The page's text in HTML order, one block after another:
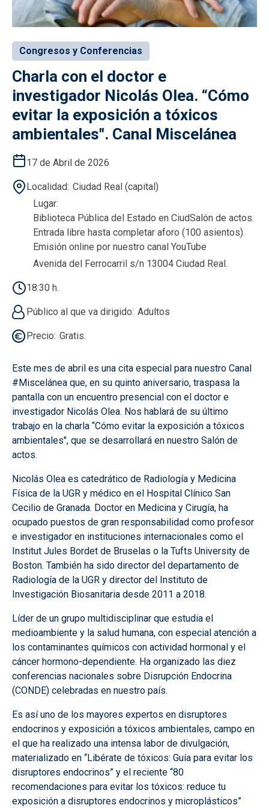
Congresos y Conferencias
Charla con el doctor e
investigador Nicolás Olea. “Cómo
evitar la exposición a tóxicos
ambientales". Canal Miscelánea
17 de Abril de 2026
Localidad Ciudad Real (capital)
Lugar
Biblioteca Pública del Estado en CiudSalón de actos.
Entrada libre hasta completar aforo (100 asientos).
Emisión online por nuestro canal YouTube
Avenida del Ferrocarril s/n 13004 Ciudad Real.
18:30 h.
Público al que va dirigido Adultos
Precio Gratis.
Este mes de abril es una cita especial para nuestro Canal
#Miscelánea que, en su quinto aniversario, traspasa la
pantalla con un encuentro presencial con el doctor e
investigador Nicolás Olea. Nos hablará de su último
trabajo en la charla “Cómo evitar la exposición a tóxicos
ambientales", que se desarrollará en nuestro Salón de
actos.
Nicolás Olea es catedrático de Radiología y Medicina
Física de la UGR y médico en el Hospital Clínico San
Cecilio de Granada. Doctor en Medicina y Cirugía, ha
ocupado puestos de gran responsabilidad como profesor
e investigador en instituciones internacionales como el
Institut Jules Bordet de Bruselas o la Tufts University de
Boston. También ha sido director del departamento de
Radiología de la UGR y director del Instituto de
Investigación Biosanitaria desde 2011 a 2018.
Líder de un grupo multidisciplinar que estudia el
medioambiente y la salud humana, con especial atención a
los contaminantes químicos con actividad hormonal y el
cáncer hormono-dependiente. Ha organizado las diez
conferencias nacionales sobre Disrupción Endocrina
(CONDE) celebradas en nuestro país.
Es así uno de los mayores expertos en disruptores
endocrinos y exposición a tóxicos ambientales, campo en
el que ha realizado una intensa labor de divulgación,
materializado en “Libérate de tóxicos: Guía para evitar los
disruptores endocrinos” y el reciente “80
recomendaciones para evitar los tóxicos: reduce tu
exposición a disruptores endocrinos y microplásticos”